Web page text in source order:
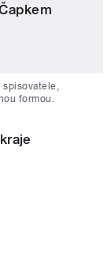
spisovatele,
formou.